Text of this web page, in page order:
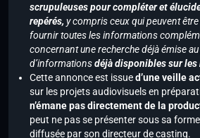
scrupuleuses pour compléter et
repérés, y compris ceux qui peuvent
fournir toutes les informations
concernant une recherche déjà émise
d’informationsdéjà disponibles sur les
Cette annonce est issued’une veille
sur les projets audiovisuels en
n’émane pas directement de la
peut ne pas se présenter sous sa
diffusée par son directeur de casting.